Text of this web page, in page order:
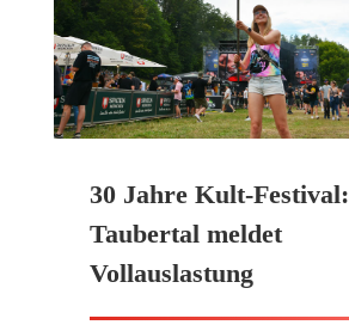
30 Jahre Kult-Festival:
Taubertal meldet
Vollauslastung